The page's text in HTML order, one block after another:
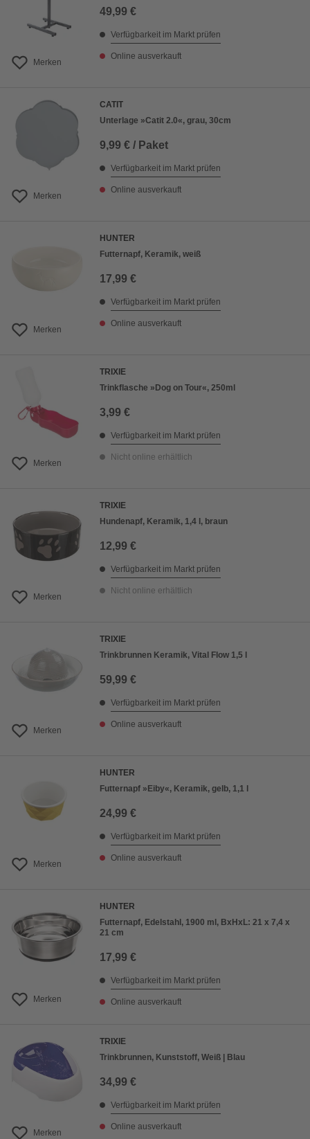
Merken
49,99 €
Verfügbarkeit im Markt prüfen
Online ausverkauft
Merken
CATIT
Unterlage »Catit 2.0«, grau, 30cm
9,99 € / Paket
Verfügbarkeit im Markt prüfen
Online ausverkauft
Merken
HUNTER
Futternapf, Keramik, weiß
17,99 €
Verfügbarkeit im Markt prüfen
Online ausverkauft
Merken
TRIXIE
Trinkflasche »Dog on Tour«, 250ml
3,99 €
Verfügbarkeit im Markt prüfen
Nicht online erhältlich
Merken
TRIXIE
Hundenapf, Keramik, 1,4 l, braun
12,99 €
Verfügbarkeit im Markt prüfen
Nicht online erhältlich
Merken
TRIXIE
Trinkbrunnen Keramik, Vital Flow 1,5 l
59,99 €
Verfügbarkeit im Markt prüfen
Online ausverkauft
Merken
HUNTER
Futternapf »Eiby«, Keramik, gelb, 1,1 l
24,99 €
Verfügbarkeit im Markt prüfen
Online ausverkauft
Merken
HUNTER
Futternapf, Edelstahl, 1900 ml, BxHxL: 21 x 7,4 x
21 cm
17,99 €
Verfügbarkeit im Markt prüfen
Online ausverkauft
Merken
TRIXIE
Trinkbrunnen, Kunststoff, Weiß | Blau
34,99 €
Verfügbarkeit im Markt prüfen
Online ausverkauft